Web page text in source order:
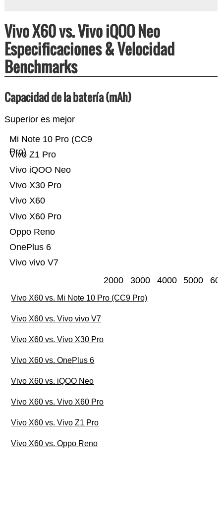
Vivo X60 vs. Vivo iQOO Neo
Especificaciones & Velocidad
Benchmarks
Capacidad de la batería (mAh)
Superior es mejor
Vivo vivo V7
OnePlus 6
Oppo Reno
Vivo X60 Pro
Vivo X60
Vivo X30 Pro
Vivo iQOO Neo
Vivo Z1 Pro
Mi Note 10 Pro (CC9
Pro)
2000 3000 4000 5000
Vivo X60 vs. Mi Note 10 Pro (CC9 Pro)
Vivo X60 vs. Vivo vivo V7
Vivo X60 vs. Vivo X30 Pro
Vivo X60 vs. OnePlus 6
Vivo X60 vs. iQOO Neo
Vivo X60 vs. Vivo X60 Pro
Vivo X60 vs. Vivo Z1 Pro
Vivo X60 vs. Oppo Reno